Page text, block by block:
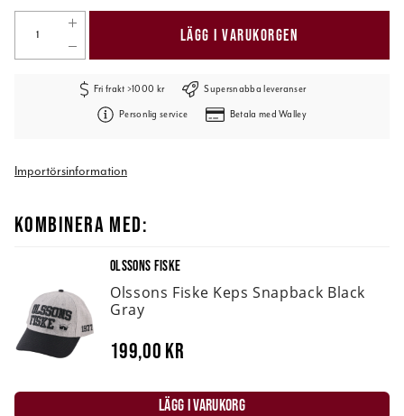
LÄGG I VARUKORGEN
Fri frakt >1000 kr Supersnabba leveranser
Personlig service Betala med Walley
Importörsinformation
KOMBINERA MED:
OLSSONS FISKE
Olssons Fiske Keps Snapback Black
Gray
199,00 kr
LÄGG I VARUKORG